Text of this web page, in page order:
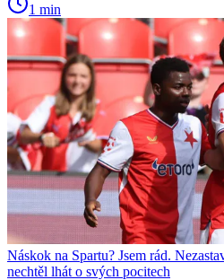
1 min
Náskok na Spartu? Jsem rád.
nechtěl lhát o svých pocitech